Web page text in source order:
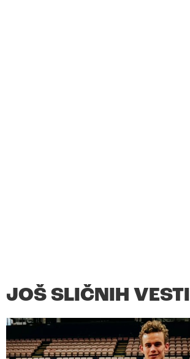
JOŠ SLIČNIH VESTI